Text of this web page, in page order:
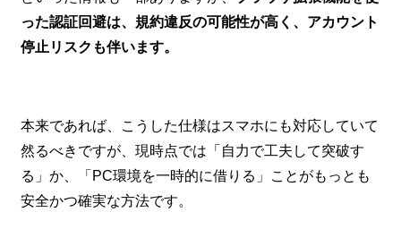
った認証回避は、規約違反の可能性が高く、アカウント
停止リスクも伴います。
本来であれば、こうした仕様はスマホにも対応していて
然るべきですが、現時点では「自力で工夫して突破す
る」か、「PC環境を一時的に借りる」ことがもっとも
安全かつ確実な方法です。